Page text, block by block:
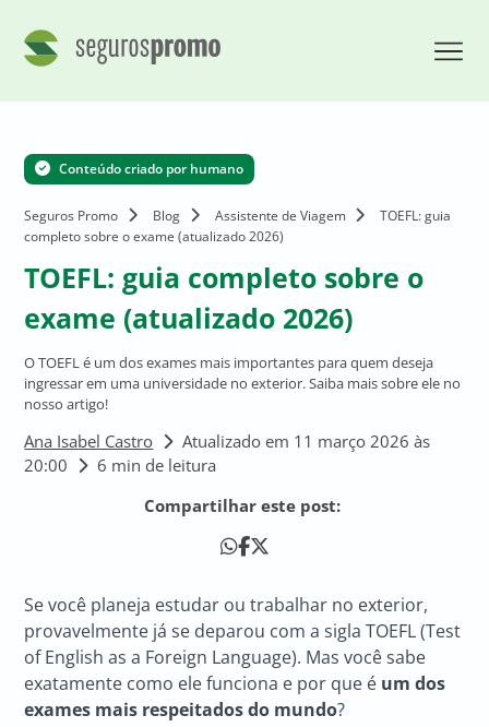
Conteúdo criado por humano
Seguros Promo Blog Assistente de Viagem
TOEFL: guia
completo sobre o exame (atualizado 2026)
TOEFL: guia completo sobre o
exame (atualizado 2026)
O TOEFL é um dos exames mais importantes para quem deseja
ingressar em uma universidade no exterior. Saiba mais sobre ele no
nosso artigo!
Ana Isabel Castro
Atualizado em 11 março 2026 às
20:00
6 min de leitura
Compartilhar este post:
Se você planeja estudar ou trabalhar no exterior,
provavelmente já se deparou com a sigla TOEFL (Test
of English as a Foreign Language). Mas você sabe
exatamente como ele funciona e por que é um dos
exames mais respeitados do mundo?